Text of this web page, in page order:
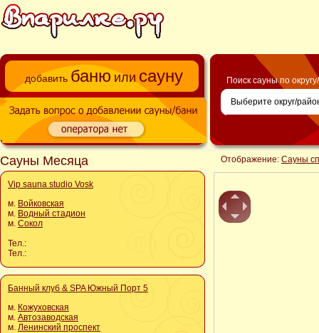
добавить баню или сауну
Сауны Месяца
Vip sauna studio Vosk
м. Войковская
м. Водный стадион
м. Сокол
Тел.:
Тел.:
Банный клуб & SPA Южный Порт 5
м. Кожуховская
м. Автозаводская
м. Ленинский проспект
Поиск сауны по
Отображение: Сауны